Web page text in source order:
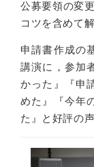
公募要領の変
コツを含めて
申請書作成の
講演に，参加
かった』『申
めた』『今年
た』と好評の